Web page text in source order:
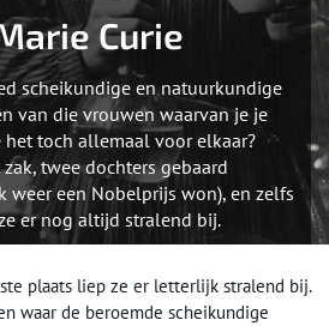
Curie
scheikundige en natuurkundige
van die vrouwen waarvan je je
het toch allemaal voor elkaar?
twee dochters gebaard
weer een Nobelprijs won), en zelfs
er nog altijd stralend bij.
plaats liep ze er letterlijk stralend bij.
waar de beroemde scheikundige